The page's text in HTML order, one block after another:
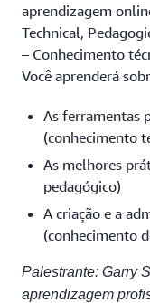
aprendizagem
Technical,
– Conhecimento
Você aprenderá
As ferramentas
(conhecimento
As melhores
pedagógico)
A criação e a
(conhecimento
Palestrante: Garry
aprendizagem